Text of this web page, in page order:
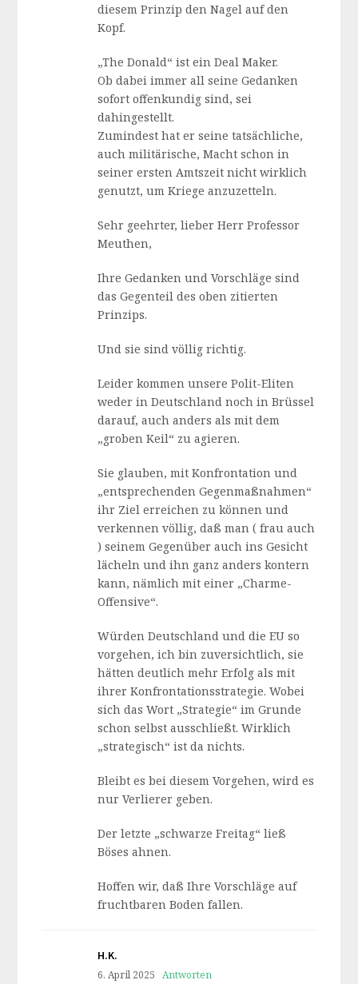
diesem Prinzip den Nagel auf den
Kopf.
„The Donald“ ist ein Deal Maker.
Ob dabei immer all seine Gedanken
sofort offenkundig sind, sei
dahingestellt.
Zumindest hat er seine tatsächliche,
auch militärische, Macht schon in
seiner ersten Amtszeit nicht wirklich
genutzt, um Kriege anzuzetteln.
Sehr geehrter, lieber Herr Professor
Meuthen,
Ihre Gedanken und Vorschläge sind
das Gegenteil des oben zitierten
Prinzips.
Und sie sind völlig richtig.
Leider kommen unsere Polit-Eliten
weder in Deutschland noch in Brüssel
darauf, auch anders als mit dem
„groben Keil“ zu agieren.
Sie glauben, mit Konfrontation und
„entsprechenden Gegenmaßnahmen“
ihr Ziel erreichen zu können und
verkennen völlig, daß man ( frau auch
) seinem Gegenüber auch ins Gesicht
lächeln und ihn ganz anders kontern
kann, nämlich mit einer „Charme-
Offensive“.
Würden Deutschland und die EU so
vorgehen, ich bin zuversichtlich, sie
hätten deutlich mehr Erfolg als mit
ihrer Konfrontationsstrategie. Wobei
sich das Wort „Strategie“ im Grunde
schon selbst ausschließt. Wirklich
„strategisch“ ist da nichts.
Bleibt es bei diesem Vorgehen, wird es
nur Verlierer geben.
Der letzte „schwarze Freitag“ ließ
Böses ahnen.
Hoffen wir, daß Ihre Vorschläge auf
fruchtbaren Boden fallen.
H.K.
6. April 2025 Antworten